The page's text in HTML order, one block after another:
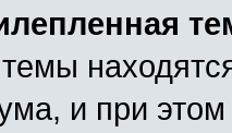
и при